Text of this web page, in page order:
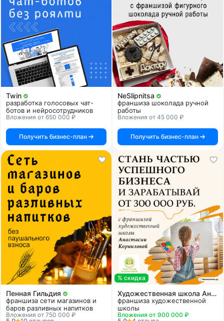
Twin
разработка голосовых чат-
ботов и нейросотрудников
Вложения от 650 000 ₽
Получить бизнес-план
NeSlipnitsa
франшиза шоколада ручной
работы
Вложения от 45 000 ₽
Получить бизнес-план
Пенная Гильдия
франшиза сети магазинов и
баров разливных напитков
Вложения от 750 000 ₽
% скидка
Художественная школа Анастасии Корниловой
франшиза художественной
школы
Вложения от 900 000 ₽